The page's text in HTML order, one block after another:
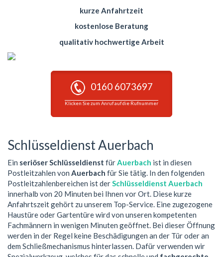
kurze Anfahrtzeit
kostenlose Beratung
qualitativ hochwertige Arbeit
0160 6073697
Klicken Sie zum Anruf auf die Rufnummer
Schlüsseldienst Auerbach
Ein seriöser Schlüsseldienst fürAuerbach ist in diesen
Postleitzahlen von Auerbach für Sie tätig. In den folgenden
Postleitzahlenbereichen ist derSchlüsseldienst Auerbach
innerhalb von 20 Minuten bei Ihnen vor Ort. Diese kurze
Anfahrtszeit gehört zu unserem Top-Service. Eine zugezogene
Haustüre oder Gartentüre wird von unseren kompetenten
Fachmännern in wenigen Minuten geöffnet. Bei dieser Öffnung
werden in der Regel keine Beschädigungen an der Tür oder an
dem Schließmechanismus hinterlassen. Dafür verwenden wir